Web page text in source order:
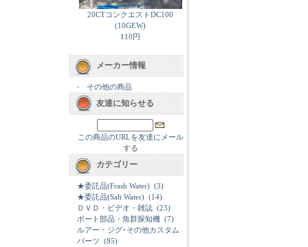
20CTコンクエストDC100
(10GEW)
110円
メーカー情報
- その他の商品
友達に知らせる
この商品のURLを友達にメール
する
カテゴリー
★委託品(Frash Water) (3)
★委託品(Salt Water) (14)
ＤＶＤ・ビデオ・雑誌 (23)
ボート部品・魚群探知機 (7)
ルアー・ジグ･その他カスタム
パーツ (85)